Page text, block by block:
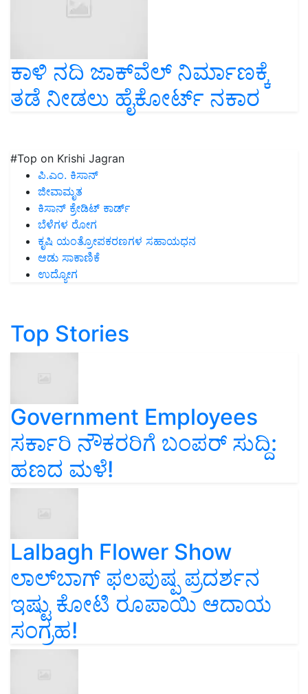
ಕಾಳಿ ನದಿ ಜಾಕ್‌ವೆಲ್‌ ನಿರ್ಮಾಣಕ್ಕೆ
ತಡೆ ನೀಡಲು ಹೈಕೋರ್ಟ್‌ ನಕಾರ
#Top on Krishi Jagran
ಪಿ.ಎಂ. ಕಿಸಾನ್
ಜೀವಾಮೃತ
ಕಿಸಾನ್ ಕ್ರೇಡಿಟ್ ಕಾರ್ಡ್
ಬೆಳೆಗಳ ರೋಗ
ಕೃಷಿ ಯಂತ್ರೋಪಕರಣಗಳ ಸಹಾಯಧನ
ಆಡು ಸಾಕಾಣಿಕೆ
ಉದ್ಯೋಗ
Top Stories
Government Employees
ಸರ್ಕಾರಿ ನೌಕರರಿಗೆ ಬಂಪರ್‌ ಸುದ್ದಿ:
ಹಣದ ಮಳೆ!
Lalbagh Flower Show
ಲಾಲ್‌ಬಾಗ್ ಫಲಪುಷ್ಪ ಪ್ರದರ್ಶನ
ಇಷ್ಟು ಕೋಟಿ ರೂಪಾಯಿ ಆದಾಯ
ಸಂಗ್ರಹ!